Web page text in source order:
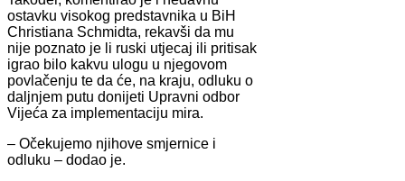
ostavku visokog predstavnika u BiH
Christiana Schmidta, rekavši da mu
nije poznato je li ruski utjecaj ili pritisak
igrao bilo kakvu ulogu u njegovom
povlačenju te da će, na kraju, odluku o
daljnjem putu donijeti Upravni odbor
Vijeća za implementaciju mira.
– Očekujemo njihove smjernice i
odluku – dodao je.